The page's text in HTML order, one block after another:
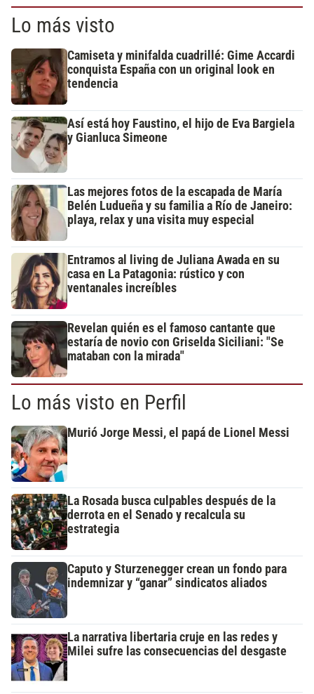
Lo más visto
Camiseta y minifalda cuadrillé: Gime Accardi
conquista España con un original look en
tendencia
Así está hoy Faustino, el hijo de Eva Bargiela
y Gianluca Simeone
Las mejores fotos de la escapada de María
Belén Ludueña y su familia a Río de Janeiro:
playa, relax y una visita muy especial
Entramos al living de Juliana Awada en su
casa en La Patagonia: rústico y con
ventanales increíbles
Revelan quién es el famoso cantante que
estaría de novio con Griselda Siciliani: "Se
mataban con la mirada"
Lo más visto en Perfil
Murió Jorge Messi, el papá de Lionel Messi
La Rosada busca culpables después de la
derrota en el Senado y recalcula su
estrategia
Caputo y Sturzenegger crean un fondo para
indemnizar y “ganar” sindicatos aliados
La narrativa libertaria cruje en las redes y
Milei sufre las consecuencias del desgaste